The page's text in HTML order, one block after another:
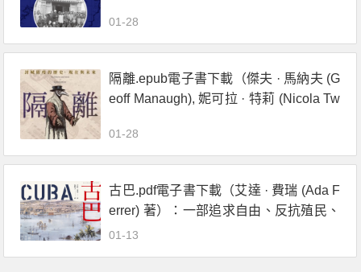
01-28
隔離.epub電子書下載（傑夫 · 馬納夫 (G
eoff Manaugh), 妮可拉 · 特莉 (Nicola Tw
來
01-28
古巴.pdf電子書下載（艾達 · 費瑞 (Ada F
errer) 著）：一部追求自由、反抗殖民、
與美國交織的史詩
01-13